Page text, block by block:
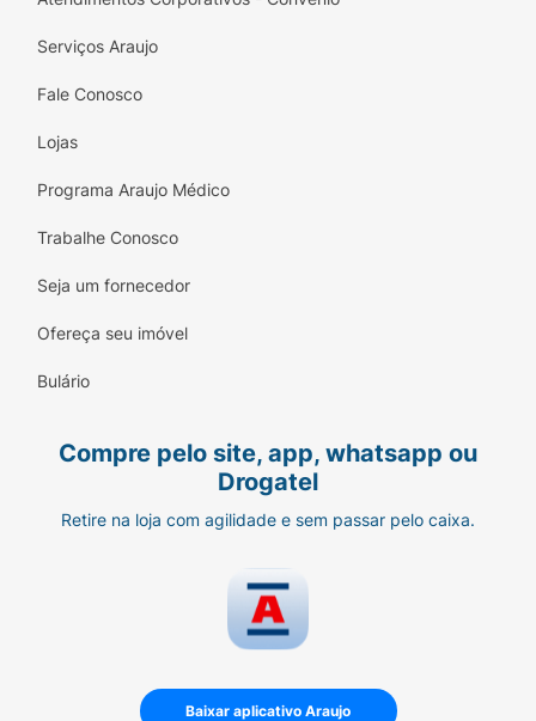
Serviços Araujo
Fale Conosco
Lojas
Programa Araujo Médico
Trabalhe Conosco
Seja um fornecedor
Ofereça seu imóvel
Bulário
Compre pelo site, app, whatsapp ou
Drogatel
Retire na loja com agilidade e sem passar pelo caixa.
Baixar aplicativo Araujo